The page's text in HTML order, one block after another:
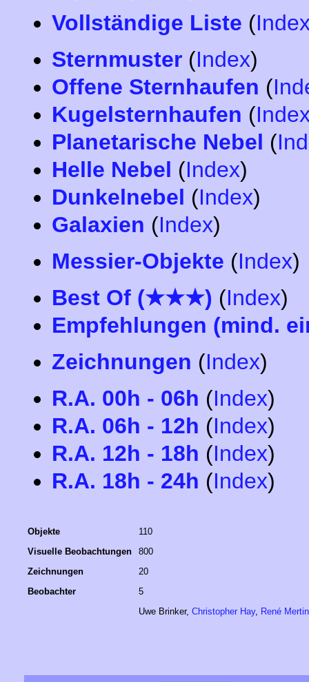
Vollständige Liste (
Sternmuster(Index)
Offene Sternhaufen (
Kugelsternhaufen (
Planetarische Nebel (
Helle Nebel (Index)
Dunkelnebel (Index)
Galaxien (Index)
Messier-Objekte (Index)
Best Of (★★★) (Index)
Empfehlungen (mind.
Zeichnungen (Index)
R.A. 00h - 06h (Index)
R.A. 06h - 12h (Index)
R.A. 12h - 18h (Index)
R.A. 18h - 24h (Index)
Objekte
110
Visuelle Beobachtungen
800
Zeichnungen
20
Beobachter
5
Uwe Brinker, Christopher Hay, René